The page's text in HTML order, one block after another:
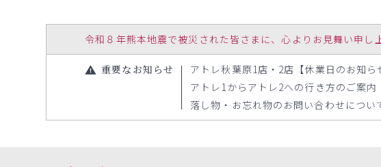
令和８年熊本地震で被災された皆さまに、心よりお見舞い申し
重要なお知らせ
アトレ秋葉原1店・2店【休業日のお知ら
アトレ1からアトレ2への行き方のご案内
落し物・お忘れ物のお問い合わせについ